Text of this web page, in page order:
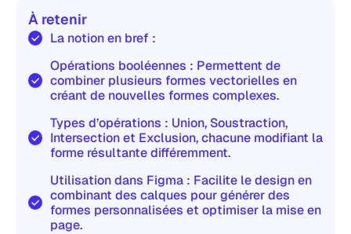
À retenir
La notion en bref :
Opérations booléennes : Permettent de
combiner plusieurs formes vectorielles en
créant de nouvelles formes complexes.
Types d’opérations : Union, Soustraction,
Intersection et Exclusion, chacune modifiant la
forme résultante différemment.
Utilisation dans Figma : Facilite le design en
combinant des calques pour générer des
formes personnalisées et optimiser la mise en
page.